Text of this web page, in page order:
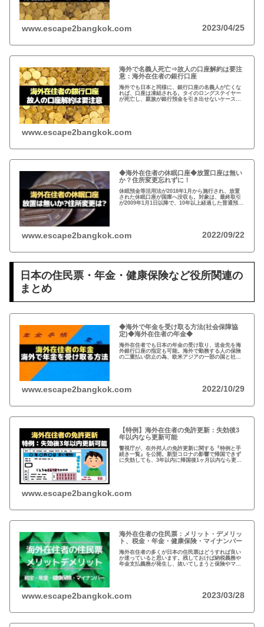
www.escape2bangkok.com 2023/04/25
海外で名義人死亡⇒故人の口座解約は要注
意：海外在住者の銀行口座
海外でも日本と同様に、銀行口座の名義人が亡くな
れば、口座は凍結される。タイのロングステイヤー
が死亡し、親族が銀行預金を引き出せないケースが
www.escape2bangkok.com
◆海外在住者の休眠口座◆放置口座は無い
か？住所変更忘れずに！
休眠預金等活用法が2018年1月から施行され、放置
された休眠口座が国庫へ没収も。対象は、最終取引
が2009年1月1日以降で、10年以上経過した普通預
www.escape2bangkok.com 2022/09/22
日本の住民票・年金・健康保険など役所関連の
まとめ
◆海外で年金を受け取る方法(社会保障協
定)◆海外在住者の年金◆
海外在住者でも日本の年金の受け取り、送金先を海
外銀行口座の指定も可能。海外で勤務する人の保険
の二重払い防止の為、欧米アジアの一部の国と社会
www.escape2bangkok.com 2022/10/29
【特例】海外在住者の免許更新：失効後3
年以内なら更新可能
警視庁が、在外邦人の免許更新に関する『特例と手
続き一覧』を公開。新型コロナの影響で帰国できず
に失効しても、3年以内に帰国後1ヶ月以内なら更新
www.escape2bangkok.com
海外在住者の住民票：メリット・デメリッ
ト、税金・年金・健康保険・マイナンバー
海外在住者の多くが日本の住民票はどうすれば良い
か迷っていると思います。残しておけば納税義務や
年金支払義務が発生し、抜いてしまうと保険やマイ
www.escape2bangkok.com 2023/03/28